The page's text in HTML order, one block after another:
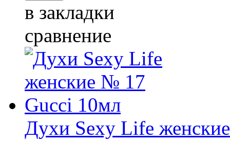
в закладки
сравнение
Духи Sexy Life